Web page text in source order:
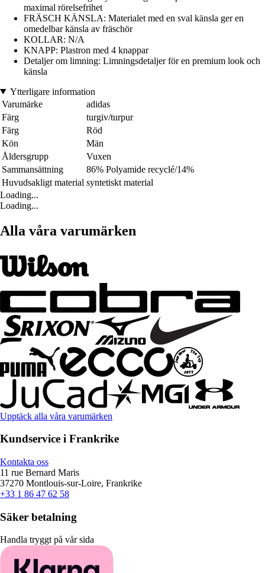
maximal rörelsefrihet
FRÄSCH KÄNSLA: Materialet med en sval känsla ger en
omedelbar känsla av fräschör
KOLLAR: N/A
KNAPP: Plastron med 4 knappar
Detaljer om limning: Limningsdetaljer för en premium look och
känsla
Ytterligare information
Varumärke
adidas
Färg
turgiv/turpur
Färg
Röd
Kön
Män
Åldersgrupp
Vuxen
Sammansättning
86% Polyamide recyclé/14%
Huvudsakligt material syntetiskt material
Loading...
Loading...
Alla våra varumärken
Upptäck alla våra varumärken
Kundservice i Frankrike
Kontakta oss
11 rue Bernard Maris
37270 Montlouis-sur-Loire, Frankrike
+33 1 86 47 62 58
Säker betalning
Handla tryggt på vår sida